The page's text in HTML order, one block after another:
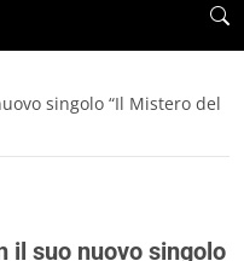
singolo “Il Mistero del
il suo nuovo singolo